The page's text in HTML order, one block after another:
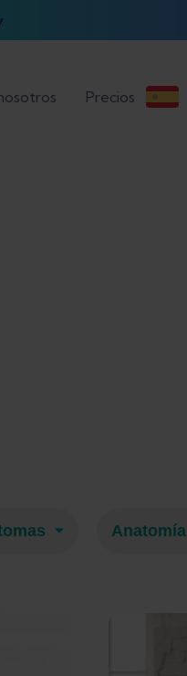
Precios
Anatomía